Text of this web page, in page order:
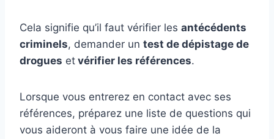
Cela signifie qu’il faut vérifier les antécédents
criminels, demander un test de dépistage de
drogues et vérifier les références.
Lorsque vous entrerez en contact avec ses
références, préparez une liste de questions qui
vous aideront à vous faire une idée de la